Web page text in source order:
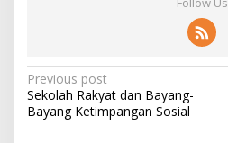
P
o
Previous post
Sekolah Rakyat dan Bayang-
Bayang Ketimpangan Sosial